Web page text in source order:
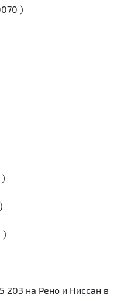
)
)
203 на Рено и Ниссан в